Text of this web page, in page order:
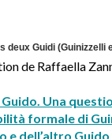
deux Guidi (Guinizzelli
de Raffaella
Guido. Una
formale di
e dell’altro Guido